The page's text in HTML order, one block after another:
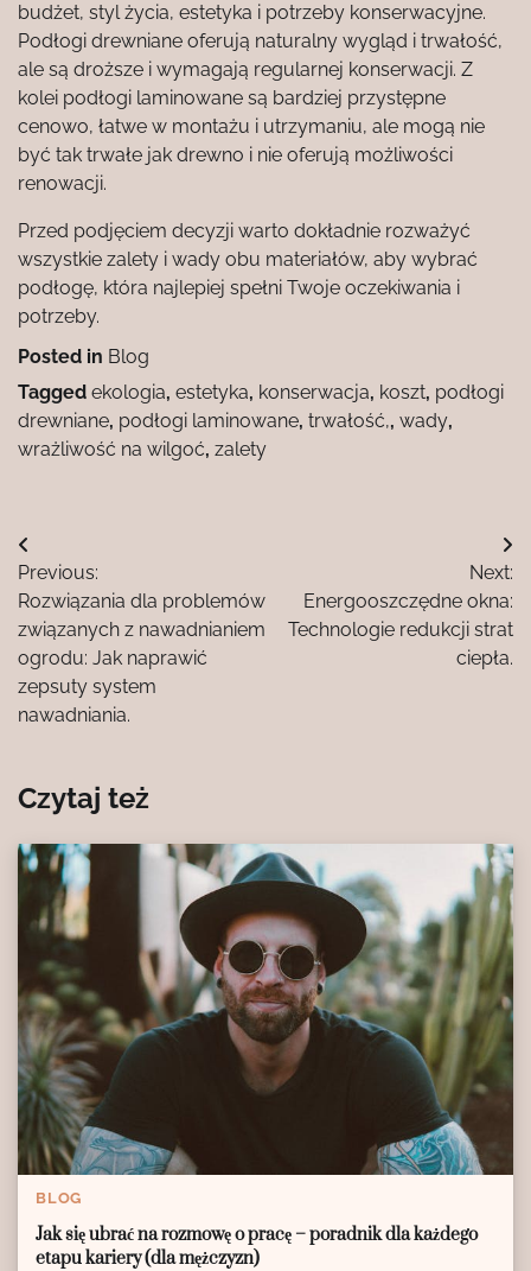
budżet, styl życia, estetyka i potrzeby konserwacyjne.
Podłogi drewniane oferują naturalny wygląd i trwałość,
ale są droższe i wymagają regularnej konserwacji. Z
kolei podłogi laminowane są bardziej przystępne
cenowo, łatwe w montażu i utrzymaniu, ale mogą nie
być tak trwałe jak drewno i nie oferują możliwości
renowacji.
Przed podjęciem decyzji warto dokładnie rozważyć
wszystkie zalety i wady obu materiałów, aby wybrać
podłogę, która najlepiej spełni Twoje oczekiwania i
potrzeby.
Posted in Blog
Tagged ekologia, estetyka, konserwacja, koszt, podłogi
drewniane, podłogi laminowane, trwałość,, wady,
wrażliwość na wilgoć, zalety
Nawigacja
wpisu
Previous:
Rozwiązania dla problemów
związanych z nawadnianiem
ogrodu: Jak naprawić
zepsuty system
nawadniania.
Next:
Energooszczędne okna:
Technologie redukcji strat
ciepła.
Czytaj też
BLOG
Jak się ubrać na rozmowę o pracę – poradnik dla każdego
etapu kariery (dla mężczyzn)